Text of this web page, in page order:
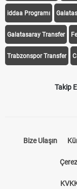
iddaa Programı
Galatasaray Transfer
Trabzonspor Transfer
Takip
Bize Ulaşın